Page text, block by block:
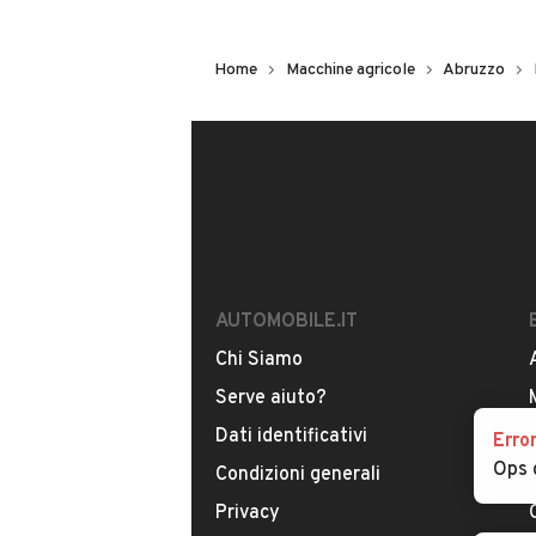
Home Macchine agricole Abruzzo
AUTOMOBILE.IT
Chi Siamo
Serve aiuto?
Dati identificativi
Condizioni generali
Privacy
Error
Ops